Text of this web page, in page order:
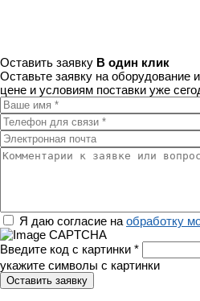
Оставить заявку В один клик
Оставьте заявку на оборудование
цене и условиям поставки уже
Ваше имя*
Телефон для связи
Электронная почта
Комментарии к заявке или вопросы
РегионЯ даю согласие на обработку
Введите код с картинки *
укажите символы с картинки